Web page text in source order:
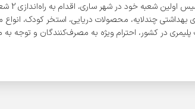
در
بهداشتی چندلایه، محصولات دریایی، استخر کودک،
در کشور، احترام ویژه به مصرف‌کنندگان و توجه